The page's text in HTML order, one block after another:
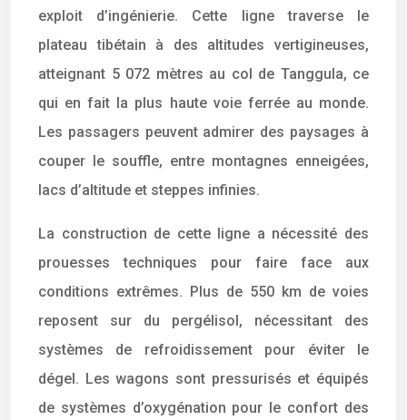
exploit d’ingénierie. Cette ligne traverse le
plateau tibétain à des altitudes vertigineuses,
atteignant 5 072 mètres au col de Tanggula, ce
qui en fait la plus haute voie ferrée au monde.
Les passagers peuvent admirer des paysages à
couper le souffle, entre montagnes enneigées,
lacs d’altitude et steppes infinies.
La construction de cette ligne a nécessité des
prouesses techniques pour faire face aux
conditions extrêmes. Plus de 550 km de voies
reposent sur du pergélisol, nécessitant des
systèmes de refroidissement pour éviter le
dégel. Les wagons sont pressurisés et équipés
de systèmes d’oxygénation pour le confort des